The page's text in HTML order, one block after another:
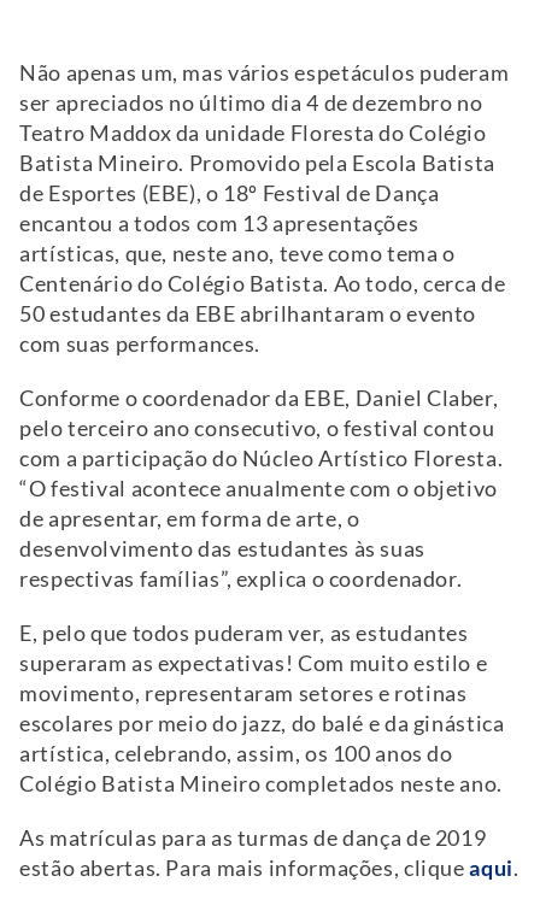
Não apenas um, mas vários espetáculos puderam
ser apreciados no último dia 4 de dezembro no
Teatro Maddox da unidade Floresta do Colégio
Batista Mineiro. Promovido pela Escola Batista
de Esportes (EBE), o 18º Festival de Dança
encantou a todos com 13 apresentações
artísticas, que, neste ano, teve como tema o
Centenário do Colégio Batista. Ao todo, cerca de
50 estudantes da EBE abrilhantaram o evento
com suas performances.
Conforme o coordenador da EBE, Daniel Claber,
pelo terceiro ano consecutivo, o festival contou
com a participação do Núcleo Artístico Floresta.
“O festival acontece anualmente com o objetivo
de apresentar, em forma de arte, o
desenvolvimento das estudantes às suas
respectivas famílias”, explica o coordenador.
E, pelo que todos puderam ver, as estudantes
superaram as expectativas! Com muito estilo e
movimento, representaram setores e rotinas
escolares por meio do jazz, do balé e da ginástica
artística, celebrando, assim, os 100 anos do
Colégio Batista Mineiro completados neste ano.
As matrículas para as turmas de dança de 2019
estão abertas. Para mais informações, cliqueaqui.